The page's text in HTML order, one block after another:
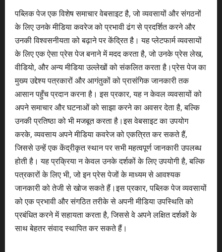
पब्लिक पेज एक विशेष समाचार वेबसाइट है, जो व्यवसायों और संगठनों
के लिए उनके मीडिया कवरेज को प्रभावी ढंग से प्रदर्शित करने और
उनकी विश्वसनीयता को बढ़ाने पर केंद्रित है। यह प्लेटफार्म व्यवसायों
के लिए एक ऐसा प्रेस पेज बनाने में मदद करता है, जो उनके प्रेस लेख,
वीडियो, और अन्य मीडिया उल्लेखों को संकलित करता है।प्रेस पेज का
मुख्य उद्देश्य पत्रकारों और आगंतुकों को प्रासंगिक जानकारी तक
आसान पहुँच प्रदान करना है। इस प्रकार, यह न केवल व्यवसायों को
अपने समाचार और घटनाओं को साझा करने का अवसर देता है, बल्कि
उनकी प्रतिष्ठा को भी मजबूत करता है।इस वेबसाइट का उपयोग
करके, व्यवसाय अपने मीडिया कवरेज को एकत्रित कर सकते हैं,
जिससे उन्हें एक केंद्रीकृत स्थान पर सभी महत्वपूर्ण जानकारी उपलब्ध
होती है। यह प्रक्रिया न केवल उनके दर्शकों के लिए उपयोगी है, बल्कि
पत्रकारों के लिए भी, जो इन प्रेस पेजों के माध्यम से आवश्यक
जानकारी को तेजी से खोज सकते हैं।इस प्रकार, पब्लिक पेज व्यवसायों
को एक प्रभावी और संगठित तरीके से अपनी मीडिया उपस्थिति को
प्रबंधित करने में सहायता करता है, जिससे वे अपने लक्षित दर्शकों के
साथ बेहतर संवाद स्थापित कर सकते हैं।